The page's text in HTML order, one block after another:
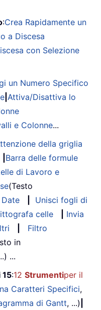
:Crea Rapidamente un
a Discesa
con Selezione
un Numero Specifico
Attiva/Disattiva lo
e Colonne...
della griglia
Barra delle formule
di Lavoro e
(Testo
Unisci fogli di
celle
Invia
Filtro
in
...
15:12 Strumentiper il
Caratteri Specifici,
di Gantt, ...)